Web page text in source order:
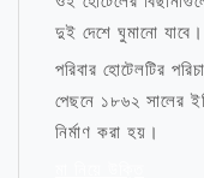
দুই দেশে ঘুমানো যাবে।
পরিবার হোটেলটির
পেছনে ১৮৬২ সালের
নির্মাণ করা হয়।